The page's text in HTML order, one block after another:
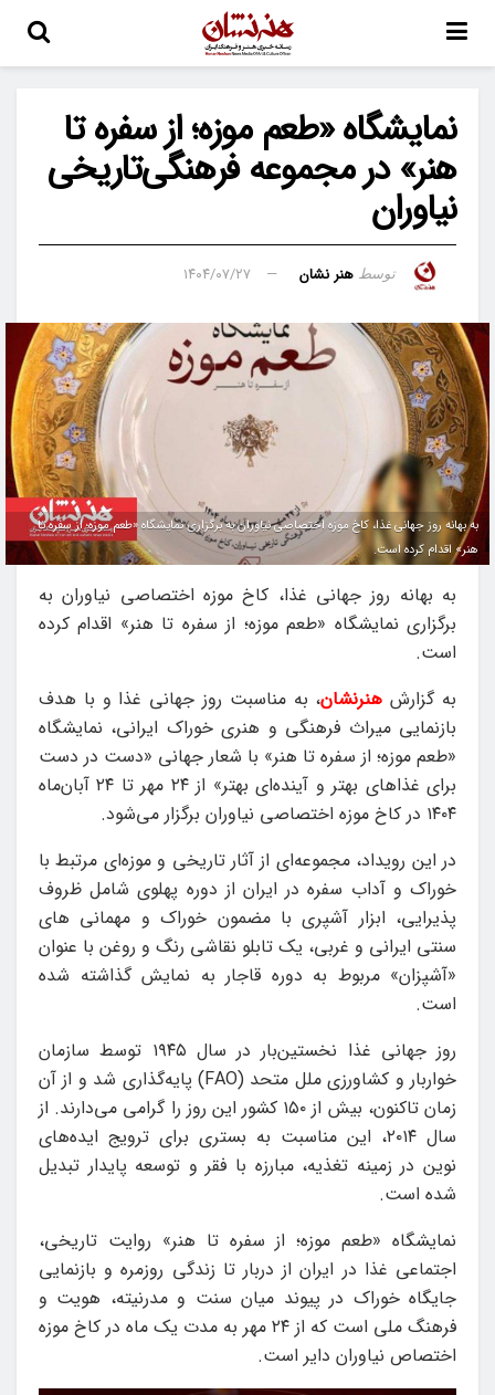
نمایشگاه «طعم موزه؛ از سفره تا
هنر» در مجموعه فرهنگی‌تاریخی
نیاوران
توسط هنر نشان ۱۴۰۴/۰۷/۲۷
به بهانه روز جهانی غذا، کاخ موزه اختصاصی نیاوران به برگزاری نمایشگاه «طعم موزه؛ از سفره تا
هنر» اقدام کرده است.
به بهانه روز جهانی غذا، کاخ موزه اختصاصی نیاوران به
برگزاری نمایشگاه «طعم موزه؛ از سفره تا هنر» اقدام کرده
است.
به گزارش هنرنشان، به مناسبت روز جهانی غذا و با هدف
بازنمایی میراث فرهنگی و هنری خوراک ایرانی، نمایشگاه
«طعم موزه؛ از سفره تا هنر» با شعار جهانی «دست در دست
برای غذاهای بهتر و آینده‌ای بهتر» از ۲۴ مهر تا ۲۴ آبان‌ماه
۱۴۰۴ در کاخ موزه اختصاصی نیاوران برگزار می‌شود.
در این رویداد، مجموعه‌ای از آثار تاریخی و موزه‌ای مرتبط با
خوراک و آداب سفره در ایران از دوره‌ پهلوی شامل ظروف
پذیرایی، ابزار آشپری با مضمون خوراک و مهمانی های
سنتی ایرانی و غربی، یک تابلو نقاشی رنگ و روغن با عنوان
«آشپزان» مربوط به دوره قاجار به نمایش گذاشته شده
است.
روز جهانی غذا نخستین‌بار در سال ۱۹۴۵ توسط سازمان
خواربار و کشاورزی ملل متحد (FAO) پایه‌گذاری شد و از آن
زمان تاکنون، بیش از ۱۵۰ کشور این روز را گرامی می‌دارند. از
سال ۲۰۱۴، این مناسبت به بستری برای ترویج ایده‌های
نوین در زمینه تغذیه، مبارزه با فقر و توسعه پایدار تبدیل
شده است.
نمایشگاه «طعم موزه؛ از سفره تا هنر» روایت تاریخی،
اجتماعی غذا در ایران از دربار تا زندگی روزمره و بازنمایی
جایگاه خوراک در پیوند میان سنت و مدرنیته، هویت و
فرهنگ ملی است که از ۲۴ مهر به مدت یک ماه در کاخ موزه
اختصاص نیاوران دایر است.